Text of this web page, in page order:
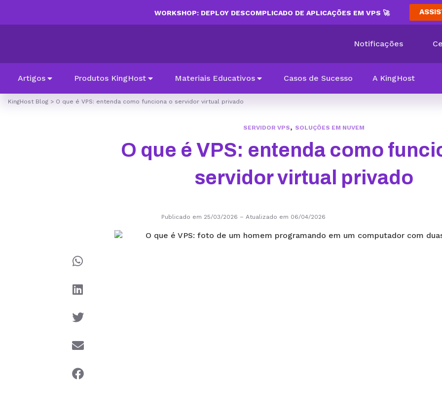
WORKSHOP: DEPLOY DESCOMPLICADO DE APLICAÇÕES EM VPS 🚀
Notificações
Artigos Produtos KingHost Materiais Educativos Casos de Sucesso A KingHost
KingHost Blog > O que é VPS: entenda como funciona o servidor virtual privado
SERVIDOR VPS, SOLUÇÕES EM NUVEM
O que é VPS: entenda como
servidor virtual privado
Publicado em 25/03/2026 – Atualizado em 06/04/2026